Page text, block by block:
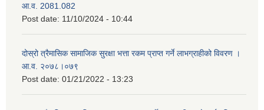
आ.व. 2081.082
Post date: 11/10/2024 - 10:44
दोस्रो त्रैमासिक सामाजिक सुरक्षा भत्ता रकम प्राप्त गर्ने लाभग्राहीको विवरण ।
आ.व. २०७८।०७९
Post date: 01/21/2022 - 13:23